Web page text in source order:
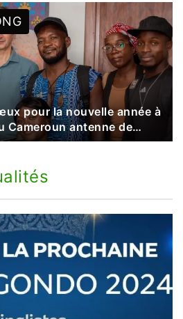
pour la nouvelle année à
Cameroun antenne de
d’acteurs culturels.